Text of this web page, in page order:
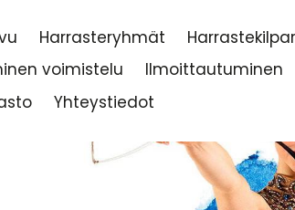
Harrasteryhmät
voimistelu
Ilmoittautuminen
Yhteystiedot